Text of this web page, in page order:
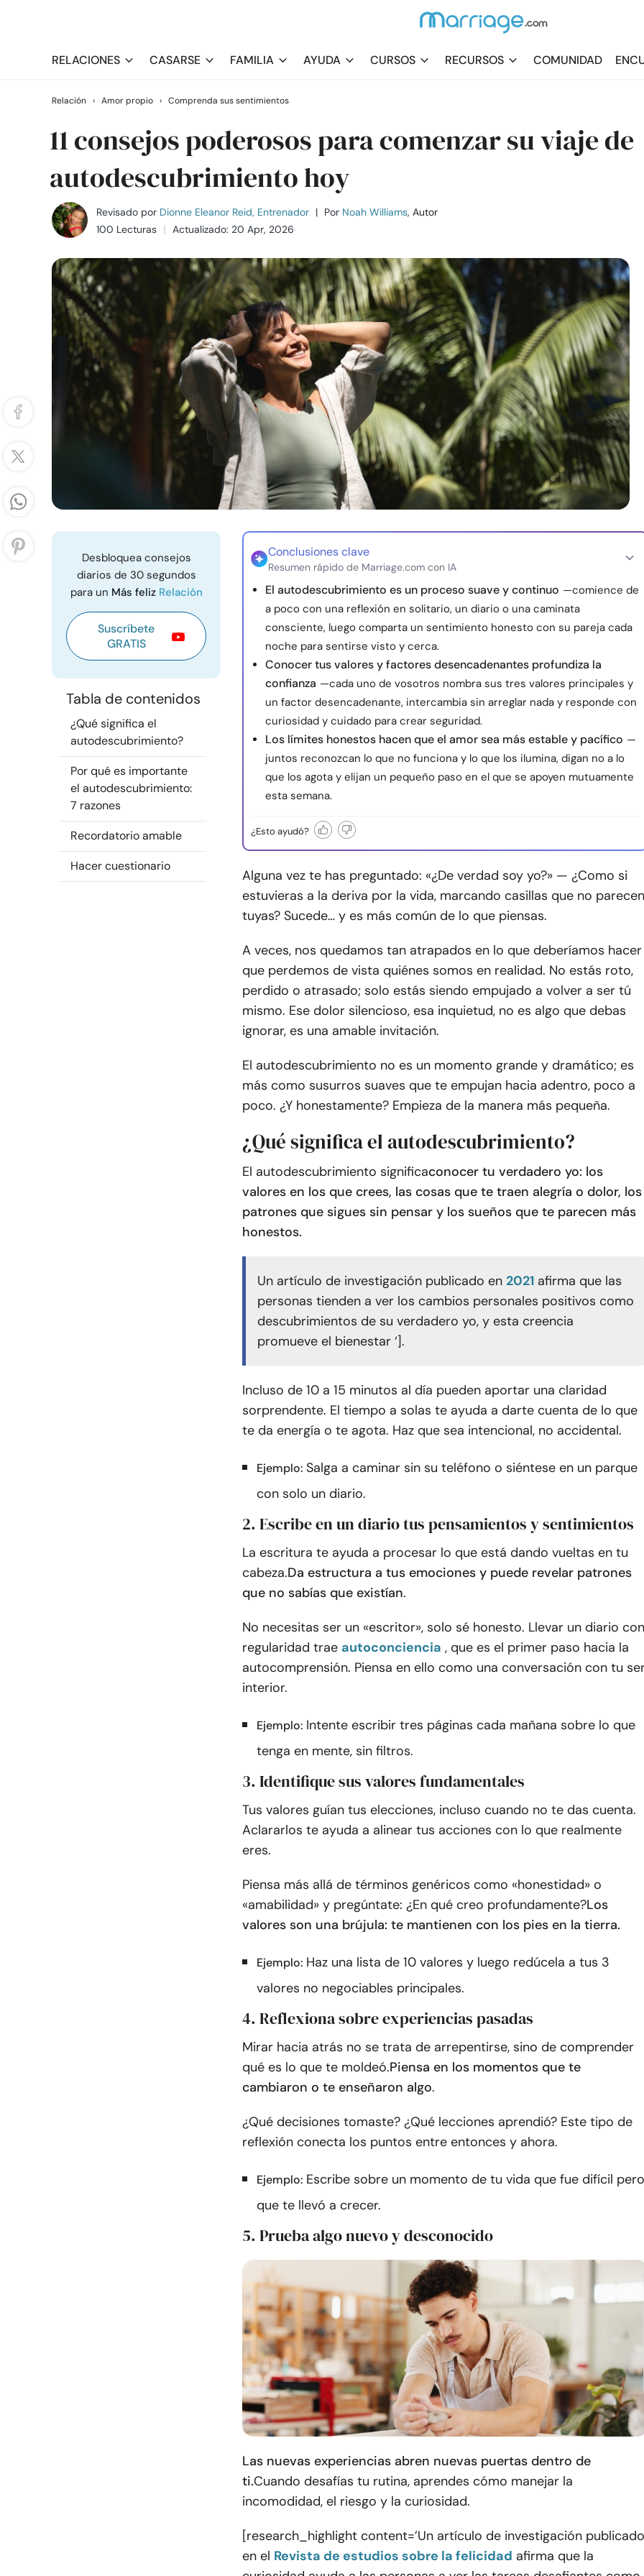
RELACIONES CASARSE FAMILIA AYUDA CURSOS RECURSOS COMUNIDAD
Relación › Amor propio › Comprenda sus sentimientos
11 consejos poderosos para comenzar su viaje de
autodescubrimiento hoy
Revisado por Dionne Eleanor Reid, Entrenador | Por Noah Williams, Autor
100 Lecturas
Actualizado: 20 Apr, 2026
Desbloquea consejos
diarios de 30 segundos
para un Más feliz Relación
Suscríbete
GRATIS
Tabla de contenidos
¿Qué significa el
autodescubrimiento?
Por qué es importante
el autodescubrimiento:
7 razones
Recordatorio amable
Hacer cuestionario
Conclusiones clave
Resumen rápido de Marriage.com con IA
El autodescubrimiento es un proceso suave y continuo —comience de
a poco con una reflexión en solitario, un diario o una caminata
consciente, luego comparta un sentimiento honesto con su pareja cada
noche para sentirse visto y cerca.
Conocer tus valores y factores desencadenantes profundiza la
confianza —cada uno de vosotros nombra sus tres valores principales y
un factor desencadenante, intercambia sin arreglar nada y responde con
curiosidad y cuidado para crear seguridad.
Los límites honestos hacen que el amor sea más estable y pacífico —
juntos reconozcan lo que no funciona y lo que los ilumina, digan no a lo
que los agota y elijan un pequeño paso en el que se apoyen mutuamente
esta semana.
¿Esto ayudó?
Alguna vez te has preguntado: «¿De verdad soy yo?» — ¿Como si
estuvieras a la deriva por la vida, marcando casillas que no parecen
tuyas? Sucede… y es más común de lo que piensas.
A veces, nos quedamos tan atrapados en lo que deberíamos hacer
que perdemos de vista quiénes somos en realidad. No estás roto,
perdido o atrasado; solo estás siendo empujado a volver a ser tú
mismo. Ese dolor silencioso, esa inquietud, no es algo que debas
ignorar, es una amable invitación.
El autodescubrimiento no es un momento grande y dramático; es
más como susurros suaves que te empujan hacia adentro, poco a
poco. ¿Y honestamente? Empieza de la manera más pequeña.
¿Qué significa el autodescubrimiento?
El autodescubrimiento significaconocer tu verdadero yo: los
valores en los que crees, las cosas que te traen alegría o dolor, los
patrones que sigues sin pensar y los sueños que te parecen más
honestos.
Un artículo de investigación publicado en 2021 afirma que las
personas tienden a ver los cambios personales positivos como
descubrimientos de su verdadero yo, y esta creencia
promueve el bienestar ‘].
Incluso de 10 a 15 minutos al día pueden aportar una claridad
sorprendente. El tiempo a solas te ayuda a darte cuenta de lo que
te da energía o te agota. Haz que sea intencional, no accidental.
Ejemplo: Salga a caminar sin su teléfono o siéntese en un parque
con solo un diario.
2. Escribe en un diario tus pensamientos y sentimientos
La escritura te ayuda a procesar lo que está dando vueltas en tu
cabeza.Da estructura a tus emociones y puede revelar patrones
que no sabías que existían.
No necesitas ser un «escritor», solo sé honesto. Llevar un diario con
regularidad trae autoconciencia , que es el primer paso hacia la
autocomprensión. Piensa en ello como una conversación con tu
interior.
Ejemplo: Intente escribir tres páginas cada mañana sobre lo que
tenga en mente, sin filtros.
3. Identifique sus valores fundamentales
Tus valores guían tus elecciones, incluso cuando no te das cuenta.
Aclararlos te ayuda a alinear tus acciones con lo que realmente
eres.
Piensa más allá de términos genéricos como «honestidad» o
«amabilidad» y pregúntate: ¿En qué creo profundamente?Los
valores son una brújula: te mantienen con los pies en la tierra.
Ejemplo: Haz una lista de 10 valores y luego redúcela a tus 3
valores no negociables principales.
4. Reflexiona sobre experiencias pasadas
Mirar hacia atrás no se trata de arrepentirse, sino de comprender
qué es lo que te moldeó.Piensa en los momentos que te
cambiaron o te enseñaron algo.
¿Qué decisiones tomaste? ¿Qué lecciones aprendió? Este tipo de
reflexión conecta los puntos entre entonces y ahora.
Ejemplo: Escribe sobre un momento de tu vida que fue difícil pero
que te llevó a crecer.
5. Prueba algo nuevo y desconocido
Las nuevas experiencias abren nuevas puertas dentro de
ti.Cuando desafías tu rutina, aprendes cómo manejar la
incomodidad, el riesgo y la curiosidad.
[research_highlight content=’Un artículo de investigación publicado
en el Revista de estudios sobre la felicidad afirma que la